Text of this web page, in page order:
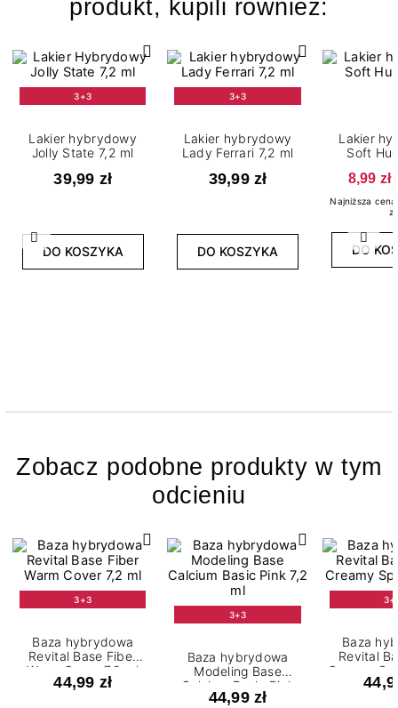
produkt, kupili również:
Poprzedni
3+3
Lakier hybrydowy
Jolly State 7,2 ml
39,99 zł
DO KOSZYKA
3+3
Lakier hybrydowy
Lady Ferrari 7,2 ml
39,99 zł
DO KOSZYKA
Lakier
Soft
8,99 zł
Najniższa
zł
DO
Zobacz podobne produkty w tym
odcieniu
3+3
Baza hybrydowa
Revital Base Fiber
Warm Cover 7,2 ml
44,99 zł
3+3
Baza hybrydowa
Modeling Base
Calcium Basic Pink
7,2 ml
44,99 zł
Baza
Revital
Creamy